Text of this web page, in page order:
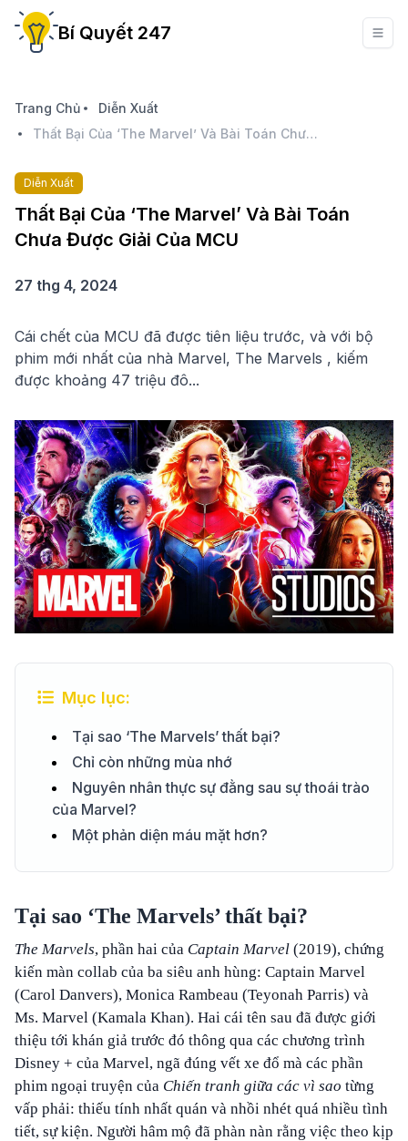
Bí Quyết 247
Trang Chủ
Diễn Xuất
Thất Bại Của ‘The Marvel’ Và Bài Toán Chưa Được Giải Của MCU
Diễn Xuất
Thất Bại Của ‘The Marvel’ Và Bài Toán
Chưa Được Giải Của MCU
27 thg 4, 2024
Cái chết của MCU đã được tiên liệu trước, và với bộ
phim mới nhất của nhà Marvel, The Marvels , kiếm
được khoảng 47 triệu đô...
Mục lục:
Tại sao ‘The Marvels’ thất bại?
Chỉ còn những mùa nhớ
Nguyên nhân thực sự đằng sau sự thoái trào
của Marvel?
Một phản diện máu mặt hơn?
Tại sao ‘The Marvels’ thất bại?
The Marvels, phần hai của Captain Marvel (2019), chứng
kiến màn collab của ba siêu anh hùng: Captain Marvel
(Carol Danvers), Monica Rambeau (Teyonah Parris) và
Ms. Marvel (Kamala Khan). Hai cái tên sau đã được giới
thiệu tới khán giả trước đó thông qua các chương trình
Disney + của Marvel, ngã đúng vết xe đổ mà các phần
phim ngoại truyện của Chiến tranh giữa các vì sao từng
vấp phải: thiếu tính nhất quán và nhồi nhét quá nhiều tình
tiết, sự kiện. Người hâm mộ đã phàn nàn rằng việc theo kịp